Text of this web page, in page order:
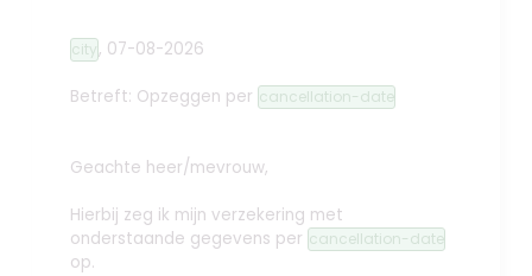
city, 07-08-2026
Betreft: Opzeggen per cancellation-date
Geachte heer/mevrouw,
Hierbij zeg ik mijn verzekering met
onderstaande gegevens per cancellation-date
op.